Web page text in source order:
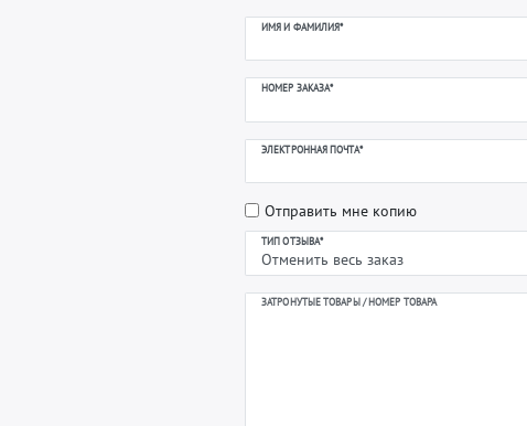
ИМЯ И ФАМИЛИЯ*
НОМЕР ЗАКАЗА*
ЭЛЕКТРОННАЯ ПОЧТА*
Отправить мне копию
ТИП ОТЗЫВА*
ЗАТРОНУТЫЕ ТОВАРЫ / НОМЕР ТОВАРА
Ceres::Template.mailFormHoneypotLabel